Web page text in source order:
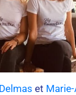
et Marie-